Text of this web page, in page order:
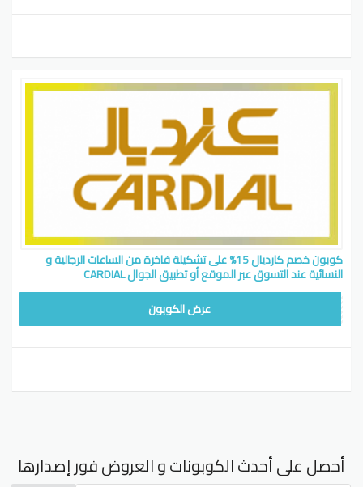
كوبون خصم كارديال 15% على تشكيلة فاخرة من الساعات الرجالية و
النسائية عند التسوق عبر الموقع أو تطبيق الجوال CARDIAL
عرض الكوبون
أحصل على أحدث الكوبونات و العروض فور إصدارها